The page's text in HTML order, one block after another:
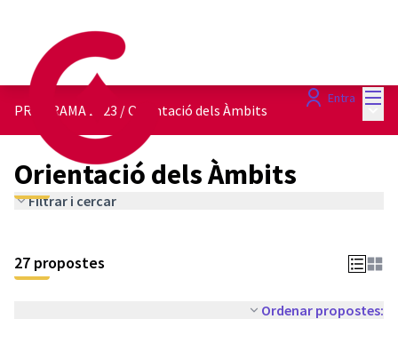
Entra
PROGRAMA 2023 /Orientació dels Àmbits
Orientació dels Àmbits
Filtrar i cercar
27 propostes
Ordenar propostes: